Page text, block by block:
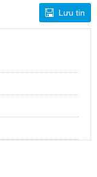
Lưu tin